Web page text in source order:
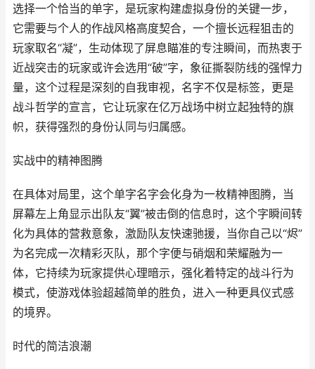
选择一个恰当的单字，是玩家构建虚拟身份的关键一步，
它需要与个人的作战风格高度契合，一个擅长远程狙击的
玩家取名“凝”，生动体现了屏息瞄准的专注瞬间，而热衷于
近战突击的玩家或许会选用“破”字，象征撕裂防线的强悍力
量，这个过程是深刻的自我审视，名字不仅是标签，更是
战斗哲学的宣言，它让玩家在亿万战场中树立起独特的旗
帜，获得强烈的身份认同与归属感。
实战中的精神图腾
在具体对局里，这个单字名字会化身为一枚精神图腾，当
屏幕左上角显示出队友“翼”被击倒的信息时，这个字瞬间转
化为具体的营救意象，激励队友快速驰援，当你自己以“烬”
为名完成一次精彩灭队，那个字便与硝烟和荣耀融为一
体，它持续为玩家提供心理暗示，强化着特定的战斗行为
模式，使游戏体验超越简单的胜负，进入一种更具仪式感
的境界。
时代的简洁浪潮